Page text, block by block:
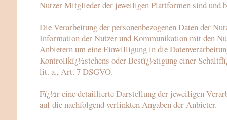
Nutzer Mitglieder der jeweiligen Plattformen sind und
Die Verarbeitung der personenbezogenen Daten der
Information der Nutzer und Kommunikation mit den
Anbietern um eine Einwilligung in die
Kontrollkï¿½stchens oder Bestï¿½tigung einer
lit. a., Art. 7 DSGVO.
Fï¿½r eine detaillierte Darstellung der jeweiligen
auf die nachfolgend verlinkten Angaben der Anbieter.